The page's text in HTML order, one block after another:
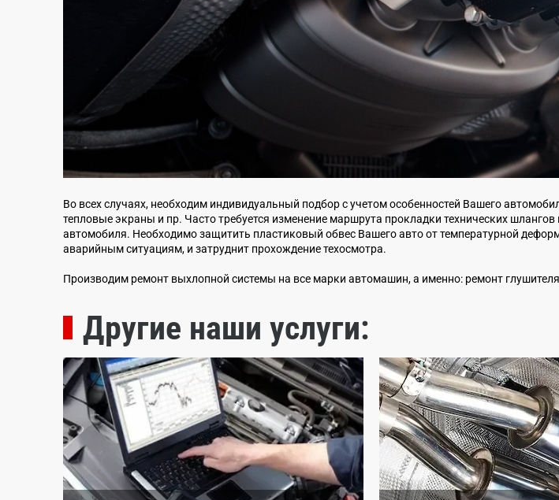
Во всех случаях, необходим индивидуальный подбор с учетом особенностей Вашего
тепловые экраны и пр. Часто требуется изменение маршрута прокладки технических
автомобиля. Необходимо защитить пластиковый обвес Вашего авто от температурной
аварийным ситуациям, и затруднит прохождение техосмотра.
Производим ремонт выхлопной системы на все марки автомашин, а именно: ремонт
Другие наши услуги: